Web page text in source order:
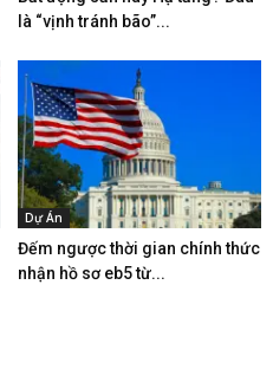
là “vịnh tránh bão”...
Dự Án
Đếm ngược thời gian chính thức
nhận hồ sơ eb5 từ...